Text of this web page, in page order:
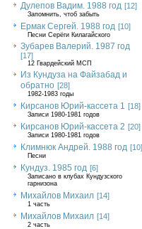
Дулепов Вадим. 1988 год [12]
Запомнить, чтоб забыть
Ермак Сергей. 1988 год [10]
Песни Серёги Килагайского
Зубарев Валерий. 1987 год
[17]
12 Гвардейский МСП
Из Кундуза на Файзабад и
обратно [28]
1982-1983 годы
Кирсанов Юрий-кассета 1 [18]
Записи 1980-1981 годов
Кирсанов Юрий-кассета 2 [20]
Записи 1980-1981 годов
Климнюк Андрей. 1988 год [10]
Песни
Кундуз. 1985 год [6]
Записано в клубах Кундузского
гарнизона
Михайлов Михаил [14]
1 часть
Михайлов Михаил [14]
2 часть